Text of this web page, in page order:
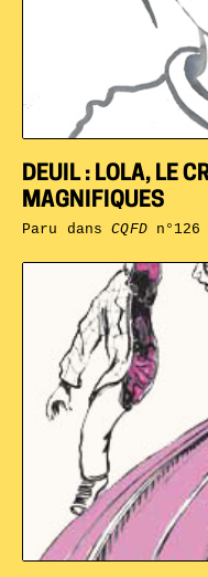
DEUIL : LOLA, LE
MAGNIFIQUES
Paru dansCQFDn°126